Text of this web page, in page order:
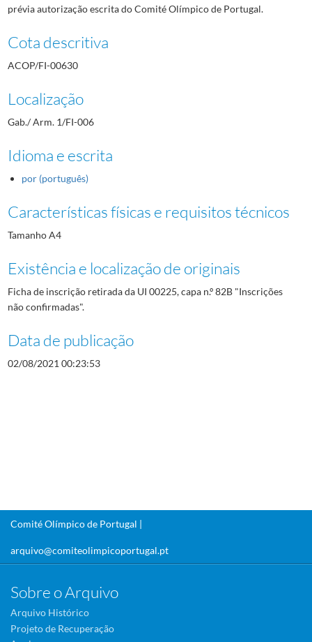
prévia autorização escrita do Comité Olímpico de Portugal.
Cota descritiva
ACOP/FI-00630
Localização
Gab./ Arm. 1/FI-006
Idioma e escrita
por (português)
Características físicas e requisitos técnicos
Tamanho A4
Existência e localização de originais
Ficha de inscrição retirada da UI 00225, capa n.º 82B "Inscrições
não confirmadas".
Data de publicação
02/08/2021 00:23:53
Comité Olímpico de Portugal |
arquivo@comiteolimpicoportugal.pt
Sobre o Arquivo
Arquivo Histórico
Projeto de Recuperação